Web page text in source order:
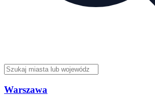
Warszawa